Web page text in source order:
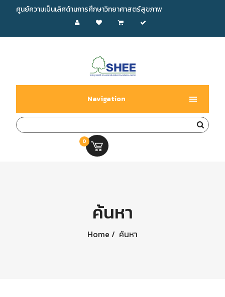
ศูนย์ความเป็นเลิศด้านการศึกษาวิทยาศาสตร์สุขภาพ
Navigation
0
ค้นหา
Home ค้นหา